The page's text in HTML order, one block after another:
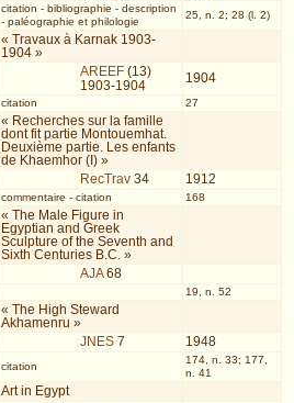
citation - bibliographie - description
- paléographie et philologie
25, n. 2; 28 (l. 2)
« Travaux à Karnak 1903-
1904 »
AREEF (13)
1903-1904
1904
citation 27
« Recherches sur la famille
dont fit partie Montouemhat.
Deuxième partie. Les enfants
de Khaemhor (I) »
RecTrav 34 1912
commentaire - citation 168
« The Male Figure in
Egyptian and Greek
Sculpture of the Seventh and
Sixth Centuries B.C. »
AJA68
19, n. 52
« The High Steward
Akhamenru »
JNES 7 1948
citation
174, n. 33; 177,
n. 41
Art in Egypt